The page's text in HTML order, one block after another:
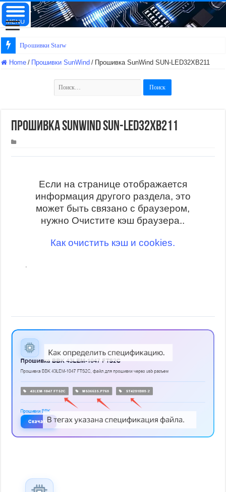
Прошивки Starwind
Home / Прошивки SunWind / Прошивка SunWind SUN-LED32XB211
Найти:
Прошивка SunWind SUN-LED32XB211
Если на странице отображается
информация другого раздела, это
может быть связано с браузером,
нужно Очистите кэш браузера..
Как очистить кэш и cookies.
.